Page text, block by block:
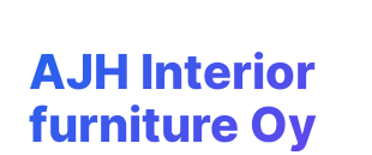
AJH Interior
furniture Oy